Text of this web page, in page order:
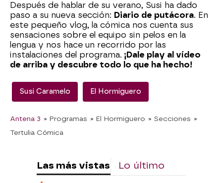
Después de hablar de su verano, Susi ha dado
paso a su nueva sección: Diario de putácora. En
este pequeño vlog, la cómica nos cuenta sus
sensaciones sobre el equipo sin pelos en la
lengua y nos hace un recorrido por las
instalaciones del programa. ¡Dale play al vídeo
de arriba y descubre todo lo que ha hecho!
Susi Caramelo El Hormiguero
Antena 3 » Programas » El Hormiguero » Secciones »
Tertulia Cómica
Las más vistas Lo último